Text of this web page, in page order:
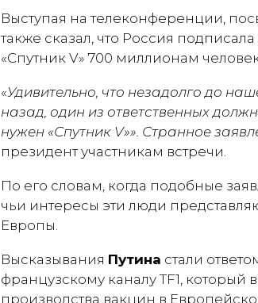
Выступая на телеконференции,
также сказал, что Россия
«Спутник V» 700 миллионам
«Удивительно, что незадолго до
назад, один из ответственных
нужен «Спутник V»». Странное
президент участникам встречи.
По его словам, когда подобные
чьи интересы эти люди
Европы.
Высказывания Путина стали
французскому каналу TF1, который
производства вакцин в